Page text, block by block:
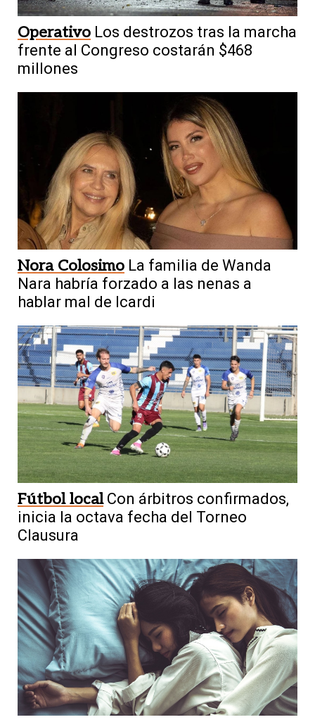
Operativo Los destrozos tras la marcha
frente al Congreso costarán $468
millones
Nora Colosimo La familia de Wanda
Nara habría forzado a las nenas a
hablar mal de Icardi
Fútbol local Con árbitros confirmados,
inicia la octava fecha del Torneo
Clausura